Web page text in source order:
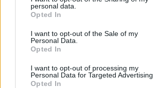
personal data.
Opted In
I want to opt-out of the Sale of my
Personal Data.
Opted In
I want to opt-out of processing my
Personal Data for Targeted Advertising.
Opted In
Και πολύ ευτυχισμένοι.